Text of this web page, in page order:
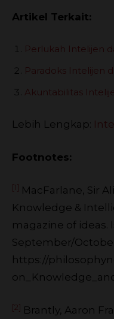
Artikel Terkait:
Perlukah Intelijen
Paradoks Intelijen
Akuntabilitas
Lebih Lengkap:
Footnotes:
[1]
MacFarlane, Sir
Knowledge &
magazine of ideas.
September/
https://
[2] Brantly, Aaron